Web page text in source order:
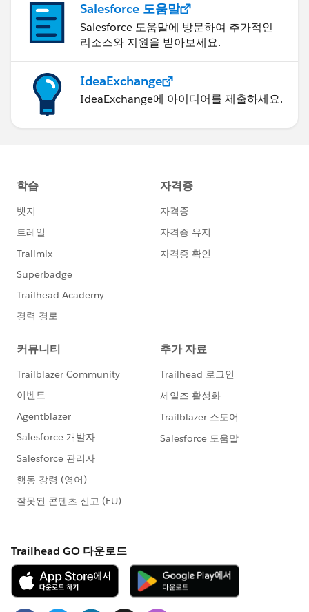
Salesforce 도움말
Salesforce 도움말에 방문하여 추가적인
리소스와 지원을 받아보세요.
IdeaExchange
IdeaExchange에 아이디어를 제출하세요.